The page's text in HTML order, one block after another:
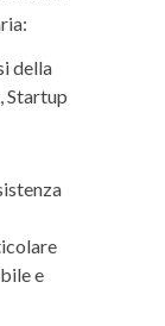
della
Startup
e